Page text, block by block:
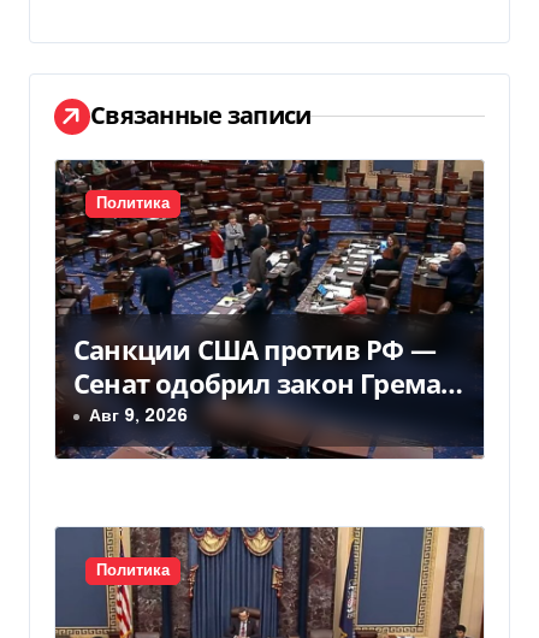
ц
и
я
п
о
з
а
п
и
с
я
м
Связанные записи
Политика
Санкции США против РФ —
Сенат одобрил закон Грема
— Фокус
Авг 9, 2026
Политика